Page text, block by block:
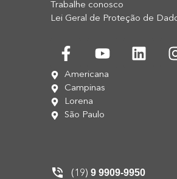
Trabalhe conosco
Lei Geral de Proteção de
Americana
Campinas
Lorena
São Paulo
(19) 9 9909-9950